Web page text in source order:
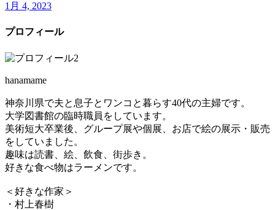
1月 4, 2023
プロフィール
hanamame
神奈川県で夫と息子とワンコと暮らす40代の主婦です。
大学図書館の臨時職員をしています。
美術短大卒業後、グループ展や個展、お店で絵の展示・販売
をしていました。
趣味は読書、絵、飲食、街歩き。
好きな食べ物はラーメンです。
＜好きな作家＞
・村上春樹